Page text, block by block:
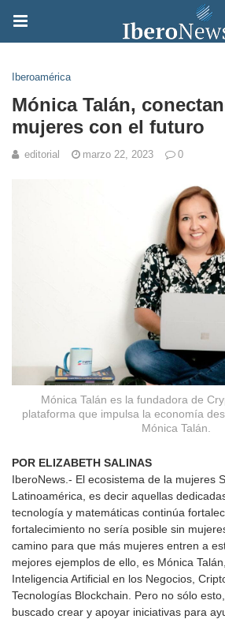
Iberoamérica
Mónica Talán,
mujeres con el futuro
editorial marzo 22, 2023 0
Mónica Talán es la fundadora de
plataforma que impulsa la economía
Mónica Talán.
POR ELIZABETH SALINAS
IberoNews.- El ecosistema de la mujeres
Latinoamérica, es decir aquellas
tecnología y matemáticas continúa
fortalecimiento no sería posible sin
camino para que más mujeres entren a
mejores ejemplos de ello, es Mónica
Inteligencia Artificial en los Negocios,
Tecnologías Blockchain. Pero no sólo
buscado crear y apoyar iniciativas para